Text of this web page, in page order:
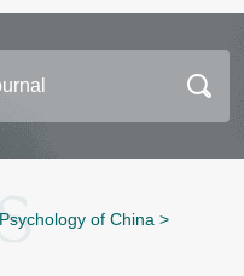
Psychology of China >